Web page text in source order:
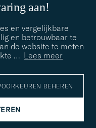
aan!
en vergelijkbare
en betrouwbaar te
de website te meten
… Lees meer
BEHEREN